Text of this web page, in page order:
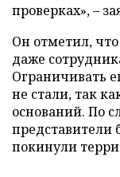
проверках», –
Он отметил,
даже
Ограничивать
не стали, так
оснований. По
представители
покинули